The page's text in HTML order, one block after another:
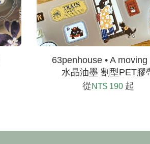
63penhouse • A moving
水晶油墨 割型PET膠
從NT$ 190 起